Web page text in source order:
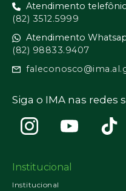
Atendimento
(82) 3512.5999
Atendimento
(82) 98833.9407
Siga o IMA nas redes
Institucional
Institucional